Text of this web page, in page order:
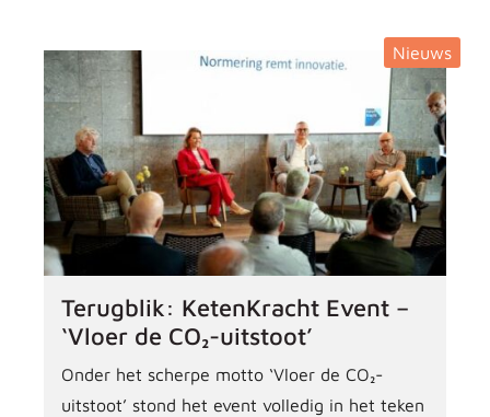
Nieuws
Terugblik: KetenKracht Event –
‘Vloer de CO₂-uitstoot’
Onder het scherpe motto ‘Vloer de CO₂-
uitstoot’ stond het event volledig in het teken